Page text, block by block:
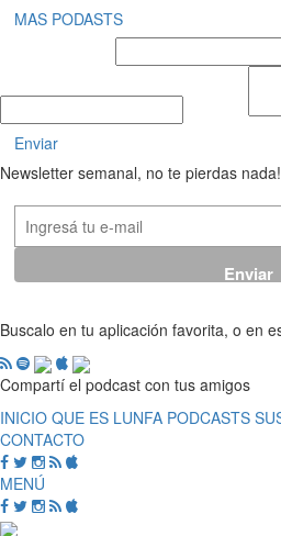
MAS PODASTS
Enviar
Newsletter semanal, no te pierdas nada!
Buscalo en tu aplicación favorita, o en
Compartí el podcast con tus amigos
INICIO QUE ES LUNFA PODCASTS
CONTACTO
MENÚ